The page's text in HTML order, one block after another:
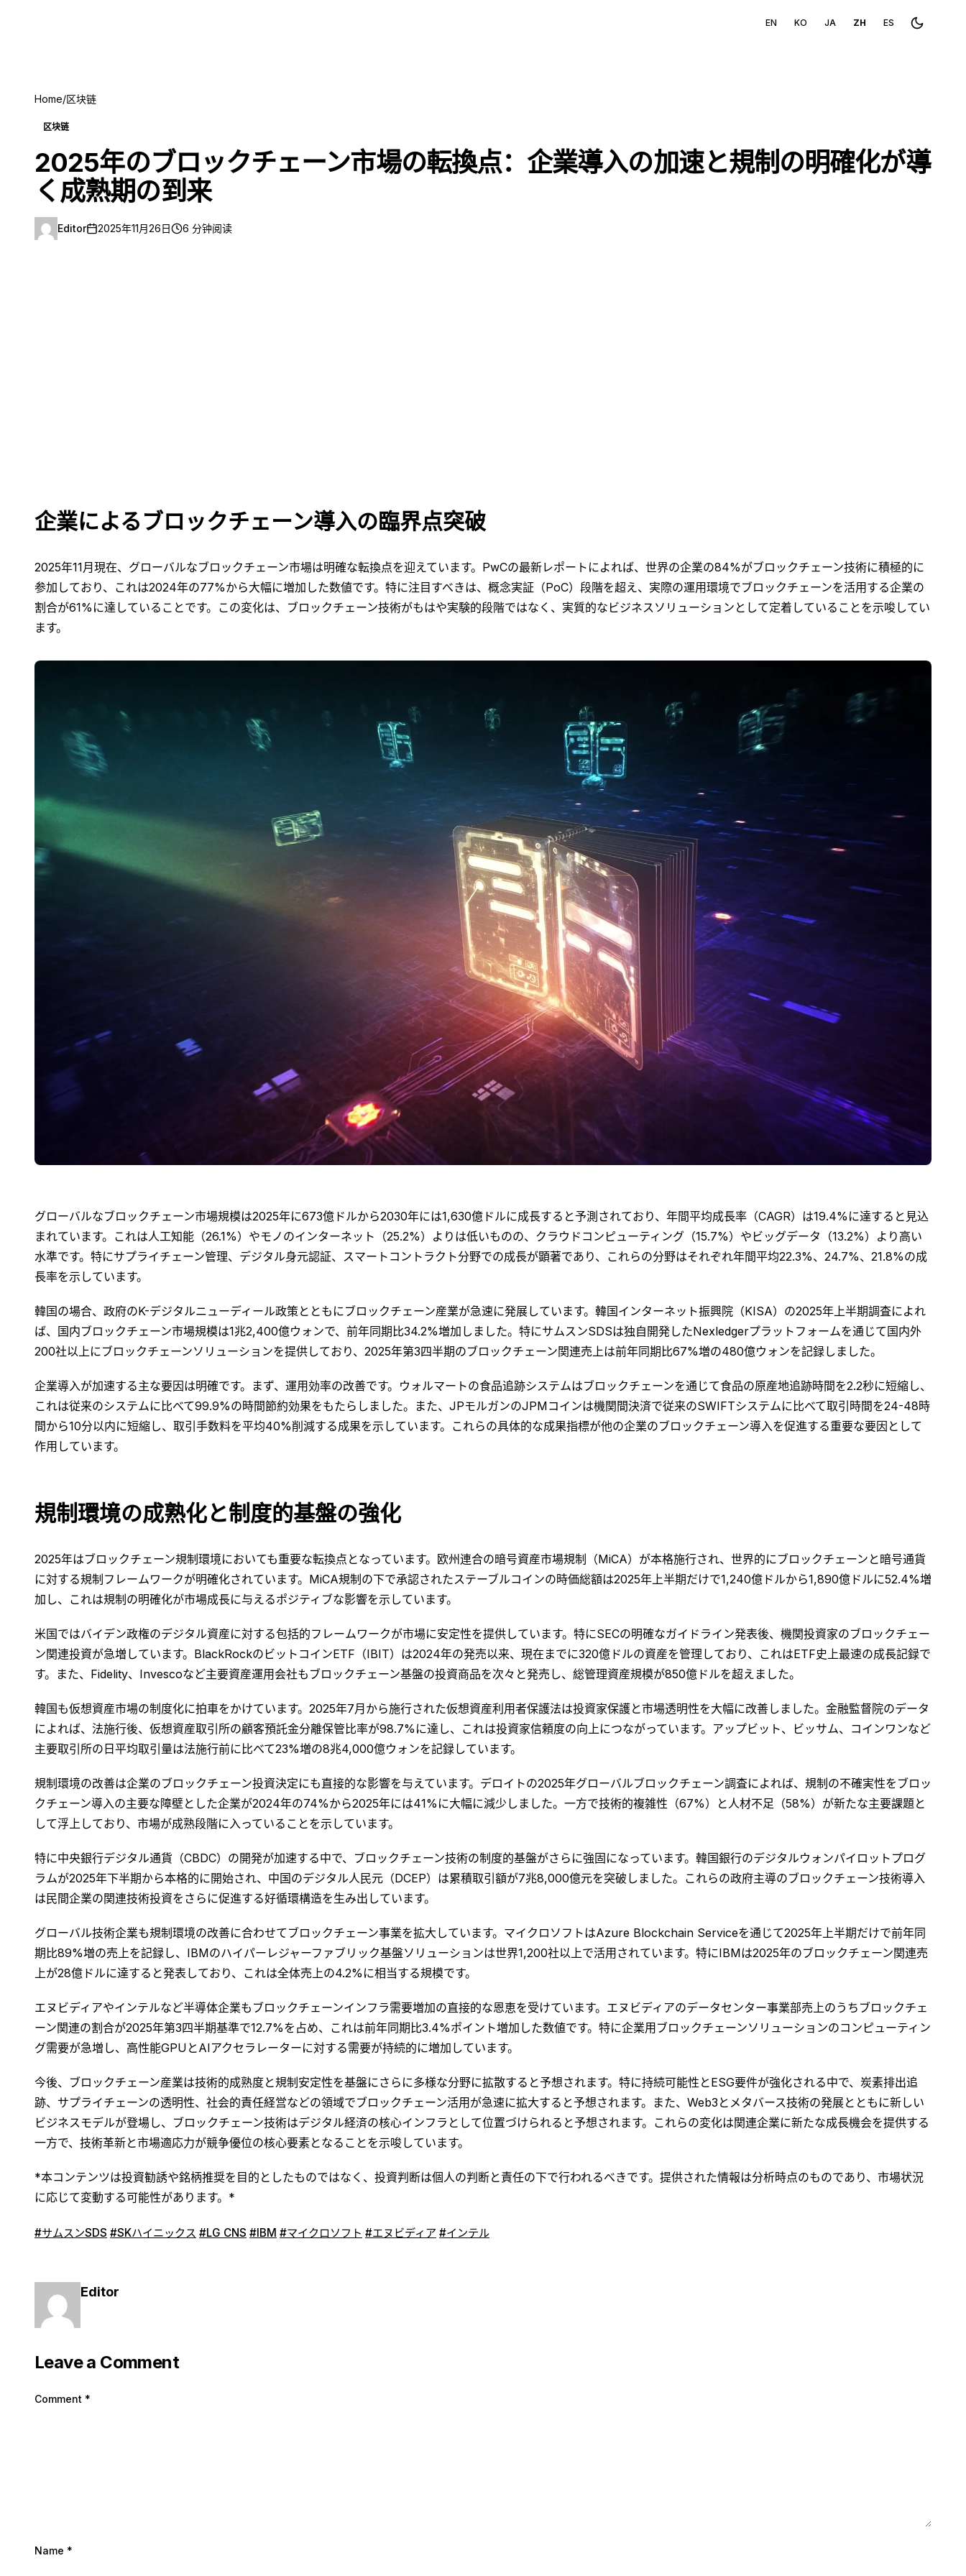
EN KO JA ZH ES Toggle
Home/区块链
区块链
2025年のブロックチェーン市場の転換点：企業導入の加速と規制の明確化が導
く成熟期の到来
Editor 2025年11月26日 6 分钟阅读
企業によるブロックチェーン導入の臨界点突破
2025年11月現在、グローバルなブロックチェーン市場は明確な転換点を迎えています。PwCの最新レポートによれば、世界の企業の84%がブロックチェーン技術に積極的に
参加しており、これは2024年の77%から大幅に増加した数値です。特に注目すべきは、概念実証（PoC）段階を超え、実際の運用環境でブロックチェーンを活用する企業の
割合が61%に達していることです。この変化は、ブロックチェーン技術がもはや実験的段階ではなく、実質的なビジネスソリューションとして定着していることを示唆してい
ます。
グローバルなブロックチェーン市場規模は2025年に673億ドルから2030年には1,630億ドルに成長すると予測されており、年間平均成長率（CAGR）は19.4%に達すると見込
まれています。これは人工知能（26.1%）やモノのインターネット（25.2%）よりは低いものの、クラウドコンピューティング（15.7%）やビッグデータ（13.2%）より高い
水準です。特にサプライチェーン管理、デジタル身元認証、スマートコントラクト分野での成長が顕著であり、これらの分野はそれぞれ年間平均22.3%、24.7%、21.8%の成
長率を示しています。
韓国の場合、政府のK-デジタルニューディール政策とともにブロックチェーン産業が急速に発展しています。韓国インターネット振興院（KISA）の2025年上半期調査によれ
ば、国内ブロックチェーン市場規模は1兆2,400億ウォンで、前年同期比34.2%増加しました。特にサムスンSDSは独自開発したNexledgerプラットフォームを通じて国内外
200社以上にブロックチェーンソリューションを提供しており、2025年第3四半期のブロックチェーン関連売上は前年同期比67%増の480億ウォンを記録しました。
企業導入が加速する主な要因は明確です。まず、運用効率の改善です。ウォルマートの食品追跡システムはブロックチェーンを通じて食品の原産地追跡時間を2.2秒に短縮し、
これは従来のシステムに比べて99.9%の時間節約効果をもたらしました。また、JPモルガンのJPMコインは機関間決済で従来のSWIFTシステムに比べて取引時間を24-48時
間から10分以内に短縮し、取引手数料を平均40%削減する成果を示しています。これらの具体的な成果指標が他の企業のブロックチェーン導入を促進する重要な要因として
作用しています。
規制環境の成熟化と制度的基盤の強化
2025年はブロックチェーン規制環境においても重要な転換点となっています。欧州連合の暗号資産市場規制（MiCA）が本格施行され、世界的にブロックチェーンと暗号通貨
に対する規制フレームワークが明確化されています。MiCA規制の下で承認されたステーブルコインの時価総額は2025年上半期だけで1,240億ドルから1,890億ドルに52.4%増
加し、これは規制の明確化が市場成長に与えるポジティブな影響を示しています。
米国ではバイデン政権のデジタル資産に対する包括的フレームワークが市場に安定性を提供しています。特にSECの明確なガイドライン発表後、機関投資家のブロックチェー
ン関連投資が急増しています。BlackRockのビットコインETF（IBIT）は2024年の発売以来、現在までに320億ドルの資産を管理しており、これはETF史上最速の成長記録で
す。また、Fidelity、Invescoなど主要資産運用会社もブロックチェーン基盤の投資商品を次々と発売し、総管理資産規模が850億ドルを超えました。
韓国も仮想資産市場の制度化に拍車をかけています。2025年7月から施行された仮想資産利用者保護法は投資家保護と市場透明性を大幅に改善しました。金融監督院のデータ
によれば、法施行後、仮想資産取引所の顧客預託金分離保管比率が98.7%に達し、これは投資家信頼度の向上につながっています。アップビット、ビッサム、コインワンなど
主要取引所の日平均取引量は法施行前に比べて23%増の8兆4,000億ウォンを記録しています。
規制環境の改善は企業のブロックチェーン投資決定にも直接的な影響を与えています。デロイトの2025年グローバルブロックチェーン調査によれば、規制の不確実性をブロッ
クチェーン導入の主要な障壁とした企業が2024年の74%から2025年には41%に大幅に減少しました。一方で技術的複雑性（67%）と人材不足（58%）が新たな主要課題と
して浮上しており、市場が成熟段階に入っていることを示しています。
特に中央銀行デジタル通貨（CBDC）の開発が加速する中で、ブロックチェーン技術の制度的基盤がさらに強固になっています。韓国銀行のデジタルウォンパイロットプログ
ラムが2025年下半期から本格的に開始され、中国のデジタル人民元（DCEP）は累積取引額が7兆8,000億元を突破しました。これらの政府主導のブロックチェーン技術導入
は民間企業の関連技術投資をさらに促進する好循環構造を生み出しています。
グローバル技術企業も規制環境の改善に合わせてブロックチェーン事業を拡大しています。マイクロソフトはAzure Blockchain Serviceを通じて2025年上半期だけで前年同
期比89%増の売上を記録し、IBMのハイパーレジャーファブリック基盤ソリューションは世界1,200社以上で活用されています。特にIBMは2025年のブロックチェーン関連売
上が28億ドルに達すると発表しており、これは全体売上の4.2%に相当する規模です。
エヌビディアやインテルなど半導体企業もブロックチェーンインフラ需要増加の直接的な恩恵を受けています。エヌビディアのデータセンター事業部売上のうちブロックチェ
ーン関連の割合が2025年第3四半期基準で12.7%を占め、これは前年同期比3.4%ポイント増加した数値です。特に企業用ブロックチェーンソリューションのコンピューティン
グ需要が急増し、高性能GPUとAIアクセラレーターに対する需要が持続的に増加しています。
今後、ブロックチェーン産業は技術的成熟度と規制安定性を基盤にさらに多様な分野に拡散すると予想されます。特に持続可能性とESG要件が強化される中で、炭素排出追
跡、サプライチェーンの透明性、社会的責任経営などの領域でブロックチェーン活用が急速に拡大すると予想されます。また、Web3とメタバース技術の発展とともに新しい
ビジネスモデルが登場し、ブロックチェーン技術はデジタル経済の核心インフラとして位置づけられると予想されます。これらの変化は関連企業に新たな成長機会を提供する
一方で、技術革新と市場適応力が競争優位の核心要素となることを示唆しています。
*本コンテンツは投資勧誘や銘柄推奨を目的としたものではなく、投資判断は個人の判断と責任の下で行われるべきです。提供された情報は分析時点のものであり、市場状況
に応じて変動する可能性があります。*
#サムスンSDS #SKハイニックス #LG CNS #IBM #マイクロソフト #エヌビディア #インテル
Editor
Leave a Comment
Comment *
Name *